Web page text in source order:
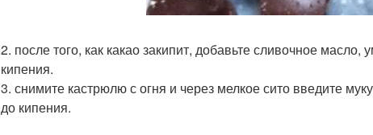
2. после того, как какао закипит, добавьте сливочное
кипения.
3. снимите кастрюлю с огня и через мелкое сито введите
до кипения.